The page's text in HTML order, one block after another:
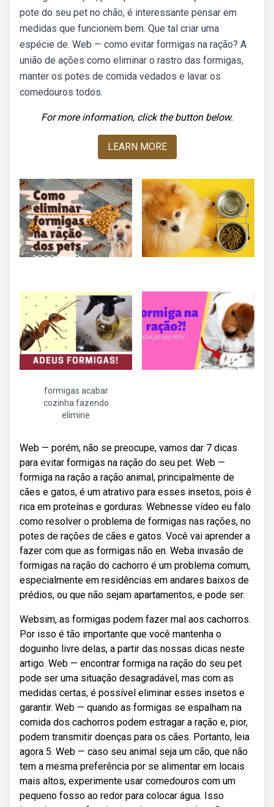
pote do seu pet no chão, é interessante pensar em
medidas que funcionem bem. Que tal criar uma
espécie de. Web — como evitar formigas na ração? A
união de ações como eliminar o rastro das formigas,
manter os potes de comida vedados e lavar os
comedouros todos.
For more information, click the button below.
LEARN MORE
formigas acabar
cozinha fazendo
elimine
Web — porém, não se preocupe, vamos dar 7 dicas
para evitar formigas na ração do seu pet. Web —
formiga na ração a ração animal, principalmente de
cães e gatos, é um atrativo para esses insetos, pois é
rica em proteínas e gorduras. Webnesse vídeo eu falo
como resolver o problema de formigas nas rações, no
potes de rações de cães e gatos. Você vai aprender a
fazer com que as formigas não en. Weba invasão de
formigas na ração do cachorro é um problema comum,
especialmente em residências em andares baixos de
prédios, ou que não sejam apartamentos, e pode ser.
Websim, as formigas podem fazer mal aos cachorros.
Por isso é tão importante que você mantenha o
doguinho livre delas, a partir das nossas dicas neste
artigo. Web — encontrar formiga na ração do seu pet
pode ser uma situação desagradável, mas com as
medidas certas, é possível eliminar esses insetos e
garantir. Web — quando as formigas se espalham na
comida dos cachorros podem estragar a ração e, pior,
podem transmitir doenças para os cães. Portanto, leia
agora 5. Web — caso seu animal seja um cão, que não
tem a mesma preferência por se alimentar em locais
mais altos, experimente usar comedouros com um
pequeno fosso ao redor para colocar água. Isso